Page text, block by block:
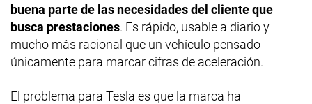
buena parte de las necesidades del cliente que
busca prestaciones. Es rápido, usable a diario y
mucho más racional que un vehículo pensado
únicamente para marcar cifras de aceleración.
El problema para Tesla es que la marca ha